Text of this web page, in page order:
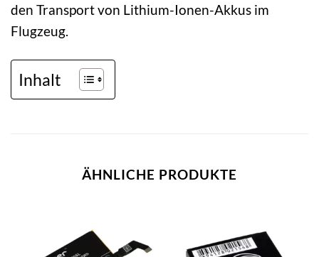
den Transport von Lithium-Ionen-Akkus im
Flugzeug.
Inhalt
ÄHNLICHE PRODUKTE